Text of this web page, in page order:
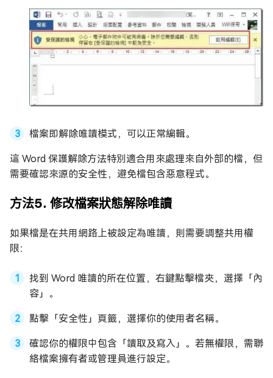
檔案即解除唯讀模式，可以正常編輯。
這 Word 保護解除方法特別適合用來處理來自外部的檔，但
需要確認來源的安全性，避免檔包含惡意程式。
方法5. 修改檔案狀態解除唯讀
如果檔是在共用網路上被設定為唯讀，則需要調整共用權
限：
找到 Word 唯讀的所在位置，右鍵點擊檔夾，選擇「內
容」。
點擊「安全性」頁籤，選擇你的使用者名稱。
確認你的權限中包含「讀取及寫入」。若無權限，需聯
絡檔案擁有者或管理員進行設定。